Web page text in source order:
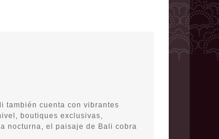
también cuenta con vibrantes
boutiques exclusivas,
nocturna, el paisaje de Bali cobra